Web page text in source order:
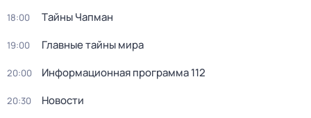
18:00 Тaйны Чапман
19:00 Главные тайны мира
20:00 Информационная программа 112
20:30 Новости